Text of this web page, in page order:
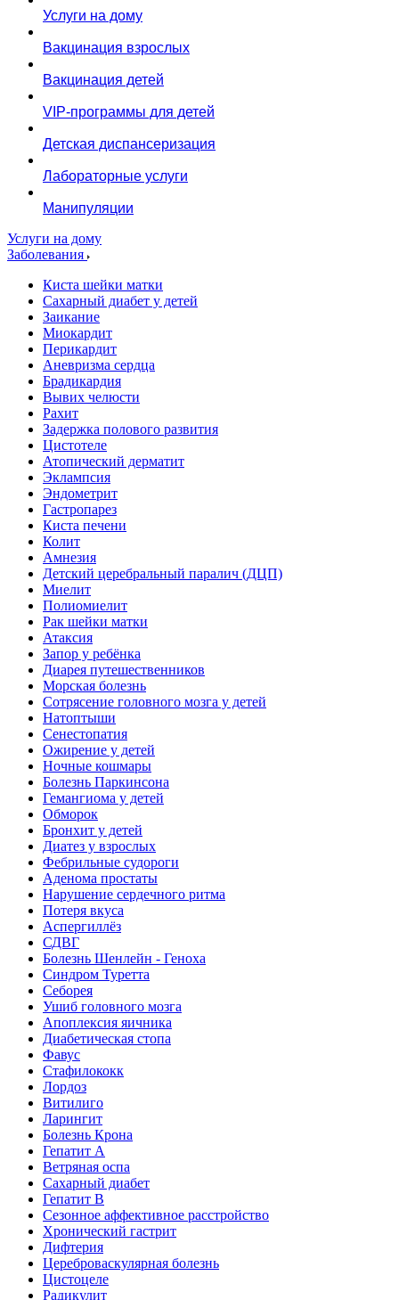
Услуги на дому
Вакцинация взрослых
Вакцинация детей
VIP-программы для детей
Детская диспансеризация
Лабораторные услуги
Манипуляции
Услуги на дому
Заболевания
Киста шейки матки
Сахарный диабет у детей
Заикание
Миокардит
Перикардит
Аневризма сердца
Брадикардия
Вывих челюсти
Рахит
Задержка полового развития
Цистотеле
Атопический дерматит
Эклампсия
Эндометрит
Гастропарез
Киста печени
Колит
Амнезия
Детский церебральный паралич (ДЦП)
Миелит
Полиомиелит
Рак шейки матки
Атаксия
Запор у ребёнка
Диарея путешественников
Морская болезнь
Сотрясение головного мозга у детей
Натоптыши
Сенестопатия
Ожирение у детей
Ночные кошмары
Болезнь Паркинсона
Гемангиома у детей
Обморок
Бронхит у детей
Диатез у взрослых
Фебрильные судороги
Аденома простаты
Нарушение сердечного ритма
Потеря вкуса
Аспергиллёз
СДВГ
Болезнь Шенлейн - Геноха
Синдром Туретта
Себорея
Ушиб головного мозга
Апоплексия яичника
Диабетическая стопа
Фавус
Стафилококк
Лордоз
Витилиго
Ларингит
Болезнь Крона
Гепатит A
Ветряная оспа
Сахарный диабет
Гепатит B
Сезонное аффективное расстройство
Хронический гастрит
Дифтерия
Цереброваскулярная болезнь
Цистоцеле
Радикулит